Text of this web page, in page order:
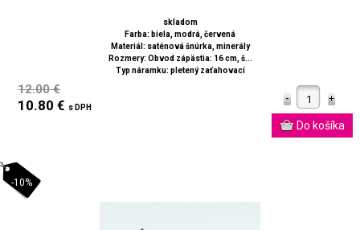
skladom
Farba: biela, modrá, červená
Materiál: saténová šnúrka, minerály
Rozmery: Obvod zápästia: 16 cm, š...
Typ náramku: pletený zaťahovací
12.00 €
10.80 € s DPH
-10%